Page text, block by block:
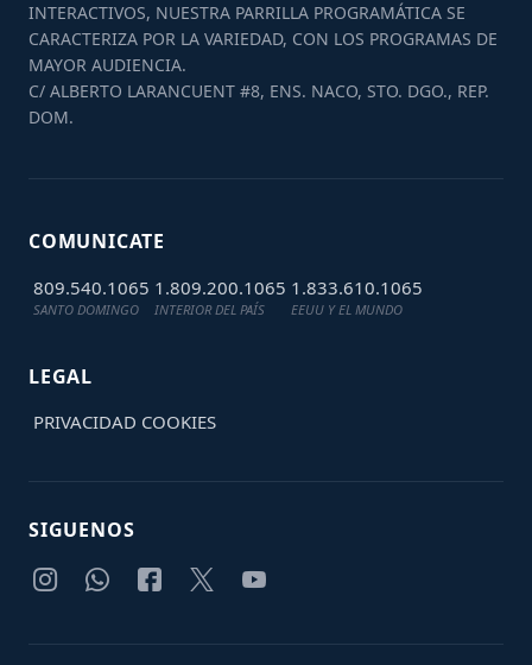
INTERACTIVOS, NUESTRA PARRILLA PROGRAMÁTICA SE
CARACTERIZA POR LA VARIEDAD, CON LOS PROGRAMAS DE
MAYOR AUDIENCIA.
C/ ALBERTO LARANCUENT #8, ENS. NACO, STO. DGO., REP.
DOM.
COMUNICATE
809.540.1065
SANTO DOMINGO
1.809.200.1065
INTERIOR DEL PAÍS
1.833.610.1065
EEUU Y EL MUNDO
LEGAL
PRIVACIDAD COOKIES
SIGUENOS